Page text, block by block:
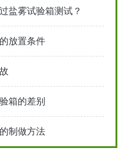
盐雾试验箱测试？
放置条件
箱的差别
制做方法